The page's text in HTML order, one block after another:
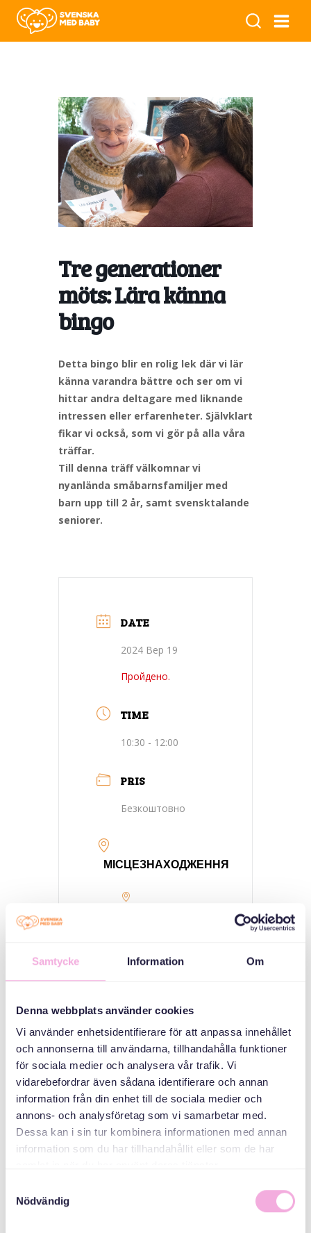
Samtycke Information Om
Denna webbplats använder cookies
Vi använder enhetsidentifierare för att anpassa innehållet
och annonserna till användarna, tillhandahålla funktioner
för sociala medier och analysera vår trafik. Vi
vidarebefordrar även sådana identifierare och annan
information från din enhet till de sociala medier och
annons- och analysföretag som vi samarbetar med.
Dessa kan i sin tur kombinera informationen med annan
information som du har tillhandahållit eller som de har
Nödvändig
Tre generationer
möts: Lära känna
bingo
Detta bingo blir en rolig lek där vi lär
känna varandra bättre och ser om vi
hittar andra deltagare med liknande
intressen eller erfarenheter. Självklart
fikar vi också, som vi gör på alla våra
träffar.
Till denna träff välkomnar vi
nyanlända småbarnsfamiljer med
barn upp till 2 år, samt svensktalande
seniorer.
DATE
2024 Вер 19
Пройдено.
TIME
10:30 - 12:00
PRIS
Безкоштовно
МІСЦЕЗНАХОДЖЕННЯ
Зустріч трьох
поколінь
ОРГАНІЗАТОР